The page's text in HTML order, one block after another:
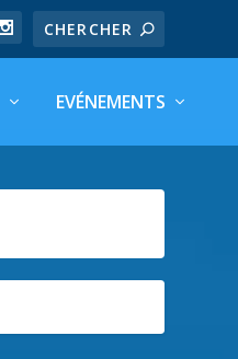
EVÉNEMENTS